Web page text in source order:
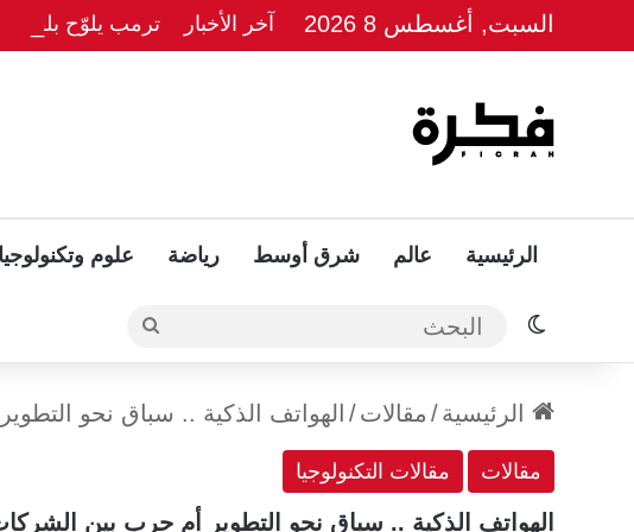
السبت, أغسطس 8 2026 آخر الأخبار ترمب يلوّح بلقاء
الرئيسية عالم شرق أوسط رياضة علوم وتكنولوجيا
الوضع المظلم البحث
الرئيسية/ مقالات/ الهواتف الذكية .. سباق نحو
مقالات مقالات التكنولوجيا
الهواتف الذكية .. سباق نحو التطوير أم حرب بين